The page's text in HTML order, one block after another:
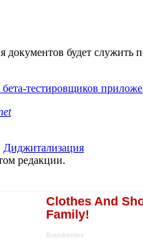
документов будет служить
тестировщиков
Диджитализация
редакции.